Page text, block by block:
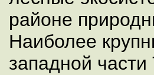
районе
Наиболее
западной части